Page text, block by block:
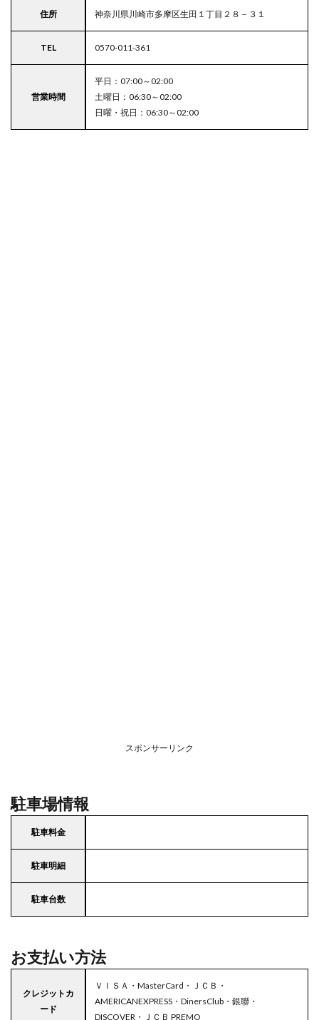
住所 神奈川県川崎市多摩区生田１丁目２８－３１
TEL 0570-011-361
営業時間
平日：07:00～02:00
土曜日：06:30～02:00
日曜・祝日：06:30～02:00
スポンサーリンク
駐車場情報
駐車料金
駐車明細
駐車台数
お支払い方法
クレジットカ
ード
ＶＩＳＡ・MasterCard・ＪＣＢ・
AMERICANEXPRESS・DinersClub・銀聯・
DISCOVER・ＪＣＢ PREMO